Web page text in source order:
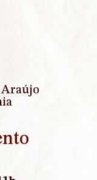
Araújo